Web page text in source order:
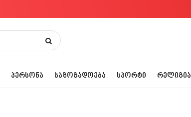
ᲞᲔᲠᲡᲝᲜᲐ ᲡᲐᲖᲝᲒᲐᲓᲝᲔᲑᲐ ᲡᲞᲝᲠᲢᲘ ᲠᲔᲚᲘᲒᲘᲐ